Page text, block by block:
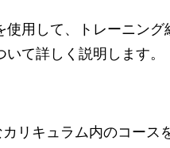
用して、トレーニング
て詳しく説明します。
リキュラム内のコース